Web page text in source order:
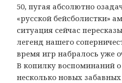
50, пугая абсолютно
«русской бейсболистки»
ситуация сейчас
легенд нашего
время игр набралось уже
В копилку воспоминаний
несколько новых